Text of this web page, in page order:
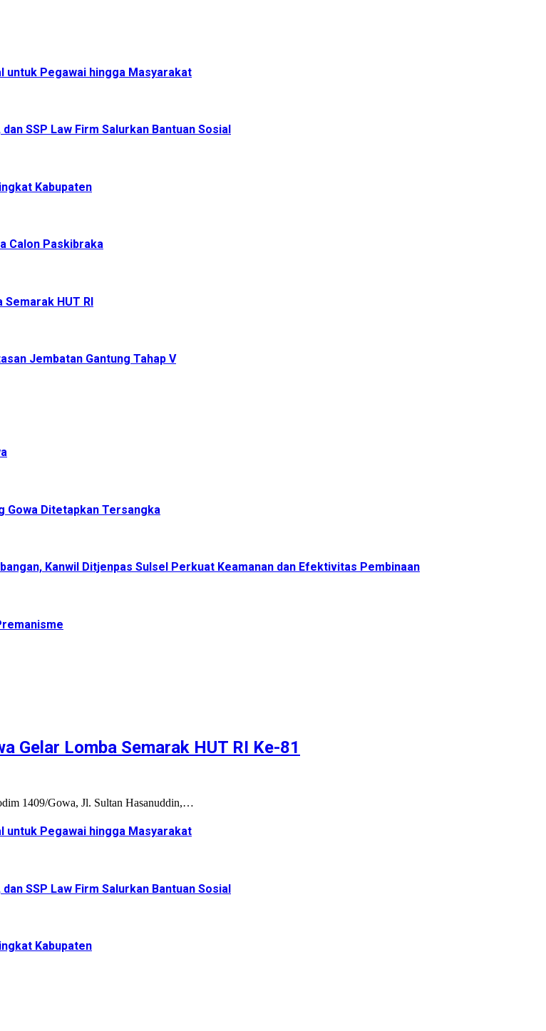
untuk Pegawai hingga Masyarakat
SSP Law Firm Salurkan Bantuan Sosial
Kabupaten
Calon Paskibraka
HUT RI
Jembatan Gantung Tahap V
Gowa Ditetapkan Tersangka
Kanwil Ditjenpas Sulsel Perkuat Keamanan dan Efektivitas Pembinaan
Gelar Lomba Semarak HUT RI Ke-81
1409/Gowa, Jl. Sultan Hasanuddin,…
untuk Pegawai hingga Masyarakat
SSP Law Firm Salurkan Bantuan Sosial
Kabupaten